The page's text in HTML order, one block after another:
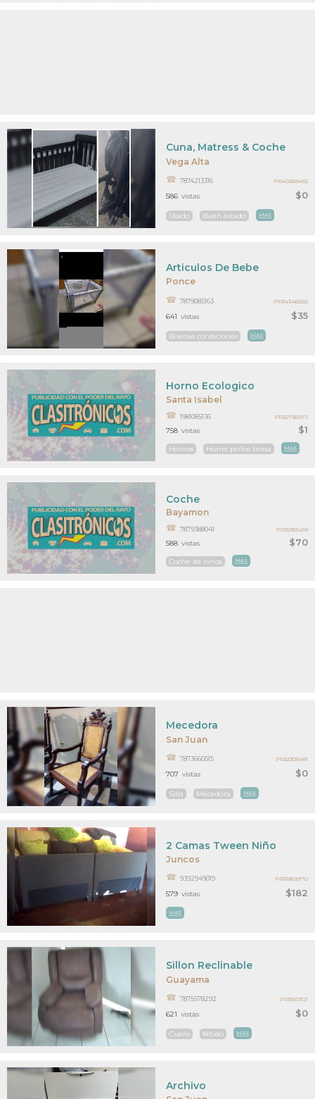
Vega Alta
$0
Cuna, Matress & Coche
7874213316
Usado Buen estado MAS
586 vistas
PR40268455
Ponce
$35
Articulos De Bebe
7879085163
Buenas condiciones MAS
641 vistas
PR34346650
Santa Isabel
$1
Horno Ecologico
1981085136
Hornos Horno pollos brasa MAS
758 vistas
PR32736072
Bayamon
$70
Coche
7879388041
Coche de ninos MAS
588 vistas
PR32355418
San Juan
$0
Mecedora
7873660515
Silla Mecedora MAS
707 vistas
PR32305481
Juncos
$182
2 Camas Tween Niño
9392949019
MAS
579 vistas
PR31853970
Guayama
$0
Sillon Reclinable
7875578292
Cuero Nitido MAS
621 vistas
PR31613121
Archivo